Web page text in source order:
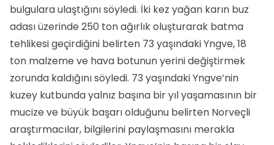
bulgulara ulaştığını söyledi. İki kez yağan karın buz
adası üzerinde 250 ton ağırlık oluşturarak batma
tehlikesi geçirdiğini belirten 73 yaşındaki Yngve, 18
ton malzeme ve hava botunun yerini değiştirmek
zorunda kaldığını söyledi. 73 yaşındaki Yngve’nin
kuzey kutbunda yalnız başına bir yıl yaşamasının bir
mucize ve büyük başarı olduğunu belirten Norveçli
araştırmacılar, bilgilerini paylaşmasını merakla